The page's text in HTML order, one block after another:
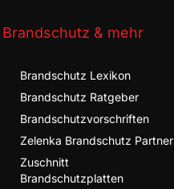
Brandschutz & mehr
Brandschutz Lexikon
Brandschutz Ratgeber
Brandschutzvorschriften
Zelenka Brandschutz Partner
Zuschnitt
Brandschutzplatten